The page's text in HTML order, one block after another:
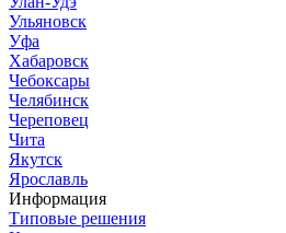
Ульяновск
Уфа
Хабаровск
Чебоксары
Челябинск
Череповец
Чита
Якутск
Ярославль
Информация
Типовые решения